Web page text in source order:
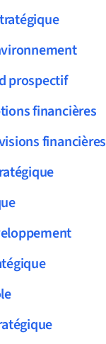
prospectif
financières
financières